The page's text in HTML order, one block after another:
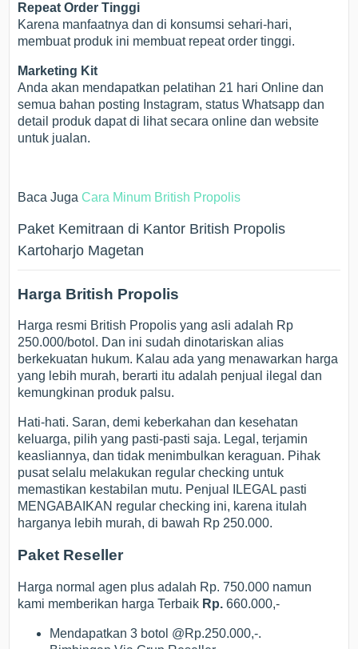
Repeat Order Tinggi
Karena manfaatnya dan di konsumsi sehari-hari,
membuat produk ini membuat repeat order tinggi.
Marketing Kit
Anda akan mendapatkan pelatihan 21 hari Online dan
semua bahan posting Instagram, status Whatsapp dan
detail produk dapat di lihat secara online dan website
untuk jualan.
Baca JugaCara Minum British Propolis
Paket Kemitraan di Kantor British Propolis
Kartoharjo Magetan
Harga British Propolis
Harga resmi British Propolis yang asli adalah Rp
250.000/botol. Dan ini sudah dinotariskan alias
berkekuatan hukum. Kalau ada yang menawarkan harga
yang lebih murah, berarti itu adalah penjual ilegal dan
kemungkinan produk palsu.
Hati-hati. Saran, demi keberkahan dan kesehatan
keluarga, pilih yang pasti-pasti saja. Legal, terjamin
keasliannya, dan tidak menimbulkan keraguan. Pihak
pusat selalu melakukan regular checking untuk
memastikan kestabilan mutu. Penjual ILEGAL pasti
MENGABAIKAN regular checking ini, karena itulah
harganya lebih murah, di bawah Rp 250.000.
Paket Reseller
Harga normal agen plus adalah Rp. 750.000 namun
kami memberikan harga Terbaik Rp. 660.000,-
Mendapatkan 3 botol @Rp.250.000,-.